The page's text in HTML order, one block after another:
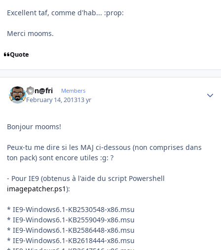
Excellent taf, comme d'hab... :prop:
Merci mooms.
Quote
Ken@fri Members
February 14, 201313 yr
Bonjour mooms!
Peux-tu me dire si les MAJ ci-dessous (non comprises dans
ton pack) sont encore utiles :g: ?
- Pour IE9 (obtenus à l'aide du script Powershell
imagepatcher.ps1):
* IE9-Windows6.1-KB2530548-x86.msu
* IE9-Windows6.1-KB2559049-x86.msu
* IE9-Windows6.1-KB2586448-x86.msu
* IE9-Windows6.1-KB2618444-x86.msu